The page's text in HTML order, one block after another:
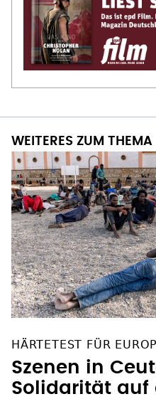
WEITERES ZUM THEMA
HÄRTETEST FÜR
Szenen in
Solidarität auf